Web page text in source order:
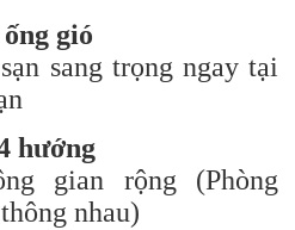
gió
sang trọng ngay tại
hướng
gian rộng (Phòng
nhau)